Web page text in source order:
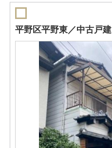
平野区平野東／中古戸建